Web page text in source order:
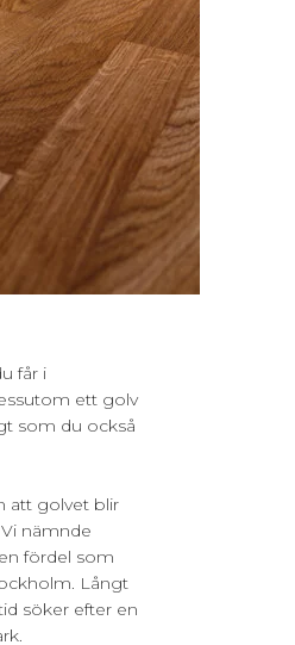
får i
ett golv
som du också
att golvet blir
nämnde
fördel som
Långt
söker efter en